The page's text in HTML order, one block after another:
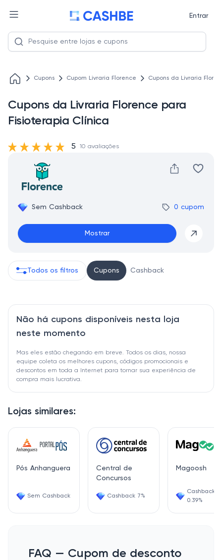
Entrar
Cupons Cupom Livraria Florence Cupons da Livraria
Cupons da Livraria Florence para
Fisioterapia Clínica
Sem Cashback 0 cupom
Mostrar
5 10 avaliações
Lojas similares:
Pós Anhanguera
Sem Cashback
Central de
Concursos
Cashback 7%
Magoosh
Cashback
0.39%
Todos os filtros Cupons Cashback
Não há cupons disponíveis nesta loja
neste momento
Mas eles estão chegando em breve. Todos os dias, nossa
equipe coleta os melhores cupons, códigos promocionais e
descontos em toda a Internet para tornar sua experiência de
compra mais lucrativa.
FAQ — Cupom de desconto